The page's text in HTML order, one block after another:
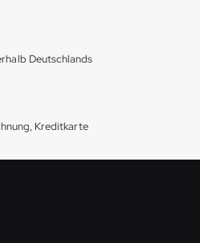
Deutschlands
Kreditkarte